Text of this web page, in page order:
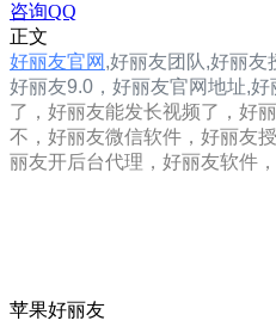
咨询QQ
正文
好丽友官网 ,好丽友团队,好丽友
好丽友9.0， 好丽友官网地址,好
了，好丽友能发长视频了，好
不，好丽友微信软件，好丽友
丽友开后台代理，好丽友软件
苹果好丽友